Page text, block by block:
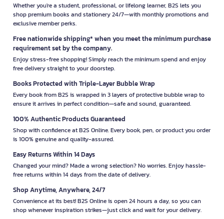
Whether you're a student, professional, or lifelong learner, B2S lets you
shop premium books and stationery 24/7—with monthly promotions and
exclusive member perks.
Free nationwide shipping* when you meet the minimum purchase
requirement set by the company.
Enjoy stress-free shopping! Simply reach the minimum spend and enjoy
free delivery straight to your doorstep.
Books Protected with Triple-Layer Bubble Wrap
Every book from B2S is wrapped in 3 layers of protective bubble wrap to
ensure it arrives in perfect condition—safe and sound, guaranteed.
100% Authentic Products Guaranteed
Shop with confidence at B2S Online. Every book, pen, or product you order
is 100% genuine and quality-assured.
Easy Returns Within 14 Days
Changed your mind? Made a wrong selection? No worries. Enjoy hassle-
free returns within 14 days from the date of delivery.
Shop Anytime, Anywhere, 24/7
Convenience at its best! B2S Online is open 24 hours a day, so you can
shop whenever inspiration strikes—just click and wait for your delivery.